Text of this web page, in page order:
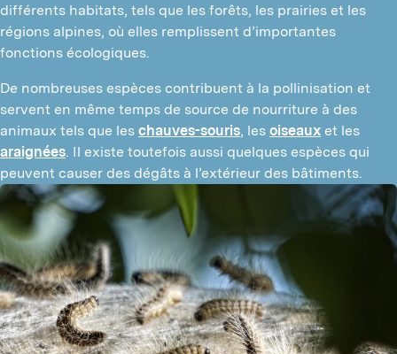
différents habitats, tels que les forêts, les prairies et les
régions alpines, où elles remplissent d’importantes
fonctions écologiques.
De nombreuses espèces contribuent à la pollinisation et
servent en même temps de source de nourriture à des
animaux tels que les chauves-souris, les oiseaux
araignées. Il existe toutefois aussi quelques espèces qui
peuvent causer des dégâts à l’extérieur des bâtiments.